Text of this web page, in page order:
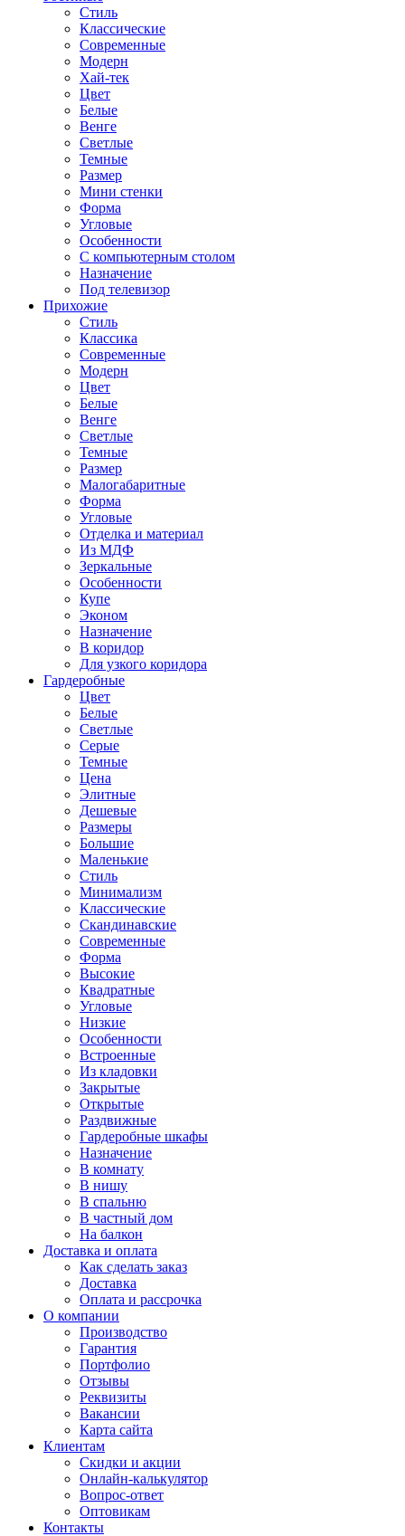
Стиль
Классические
Современные
Модерн
Хай-тек
Цвет
Белые
Венге
Светлые
Темные
Размер
Мини стенки
Форма
Угловые
Особенности
С компьютерным столом
Назначение
Под телевизор
Прихожие
Стиль
Классика
Современные
Модерн
Цвет
Белые
Венге
Светлые
Темные
Размер
Малогабаритные
Форма
Угловые
Отделка и материал
Из МДФ
Зеркальные
Особенности
Купе
Эконом
Назначение
В коридор
Для узкого коридора
Гардеробные
Цвет
Белые
Светлые
Серые
Темные
Цена
Элитные
Дешевые
Размеры
Большие
Маленькие
Стиль
Минимализм
Классические
Скандинавские
Современные
Форма
Высокие
Квадратные
Угловые
Низкие
Особенности
Встроенные
Из кладовки
Закрытые
Открытые
Раздвижные
Гардеробные шкафы
Назначение
В комнату
В нишу
В спальню
В частный дом
На балкон
Доставка и оплата
Как сделать заказ
Доставка
Оплата и рассрочка
О компании
Производство
Гарантия
Портфолио
Отзывы
Реквизиты
Вакансии
Карта сайта
Клиентам
Скидки и акции
Онлайн-калькулятор
Вопрос-ответ
Оптовикам
Контакты